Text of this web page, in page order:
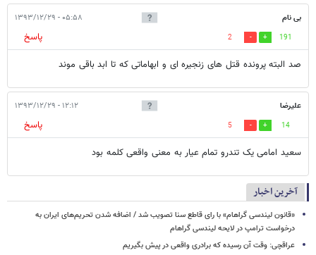
بی نام ۰۵:۵۸ - ۱۳۹۳/۱۲/۲۹
191
2
پاسخ
صد البته پرونده قتل های زنجیره ای و ابهاماتی که تا ابد باقی موند
علیرضا ۱۲:۱۲ - ۱۳۹۳/۱۲/۲۹
14
5
پاسخ
سعید امامی یک تندرو تمام عیار به معنی واقعی کلمه بود
آخرین اخبار
«قانون لیندسی گراهام» با رای قاطع سنا تصویب شد / اضافه شدن تحریم‌های ایران به
درخواست ترامپ در لایحه لیندسی گراهام
عراقچی: وقت آن رسیده که برادری واقعی در پیش بگیریم